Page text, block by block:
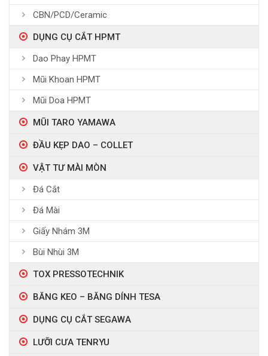
CBN/PCD/Ceramic
DỤNG CỤ CẮT HPMT
Dao Phay HPMT
Mũi Khoan HPMT
Mũi Doa HPMT
MŨI TARO YAMAWA
ĐẦU KẸP DAO – COLLET
VẬT TƯ MÀI MÒN
Đá Cắt
Đá Mài
Giấy Nhám 3M
Bùi Nhùi 3M
TOX PRESSOTECHNIK
BĂNG KEO – BĂNG DÍNH TESA
DỤNG CỤ CẮT SEGAWA
LƯỠI CƯA TENRYU